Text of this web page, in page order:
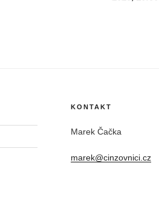
KONTAKT
Marek Čačka
marek@cinzovnici.cz